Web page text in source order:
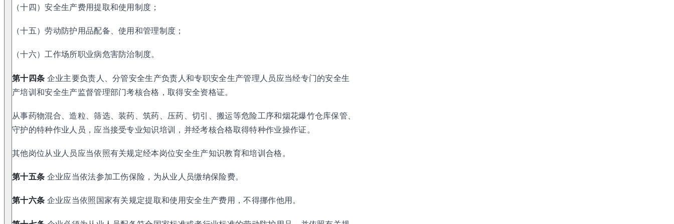
（十四）安全生产费用提取和使用制度；
（十五）劳动防护用品配备、使用和管理制度；
（十六）工作场所职业病危害防治制度。
第十四条 企业主要负责人、分管安全生产负责人和专职安全生产管理人员应当经专门的安全生
产培训和安全生产监督管理部门考核合格，取得安全资格证。
从事药物混合、造粒、筛选、装药、筑药、压药、切引、搬运等危险工序和烟花爆竹仓库保管、
守护的特种作业人员，应当接受专业知识培训，并经考核合格取得特种作业操作证。
其他岗位从业人员应当依照有关规定经本岗位安全生产知识教育和培训合格。
第十五条 企业应当依法参加工伤保险，为从业人员缴纳保险费。
第十六条 企业应当依照国家有关规定提取和使用安全生产费用，不得挪作他用。